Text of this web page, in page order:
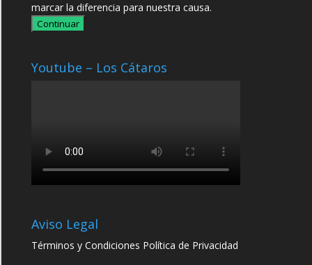
marcar la diferencia para nuestra causa.
Continuar
Youtube – Los Cátaros
Aviso Legal
Términos y Condiciones Política de Privacidad